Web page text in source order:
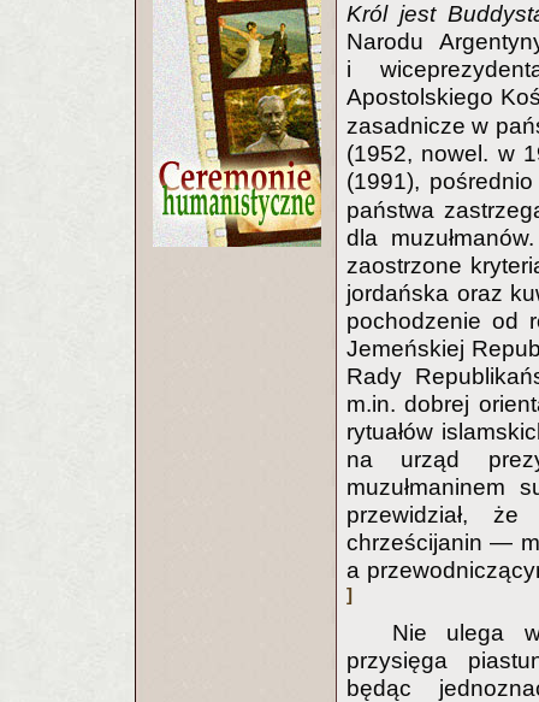
Król jest
Narodu
i
Apostolskiego
zasadnicze w
(1952, nowel. w
(1991),
państwa
dla
zaostrzone
jordańska oraz
pochodzenie od
Jemeńskiej
Rady
m.in. dobrej
rytuałów
na urząd
muzułmaninem
przewidział, że
chrześcijanin —
a
]
Nie ulega
przysięga
będąc